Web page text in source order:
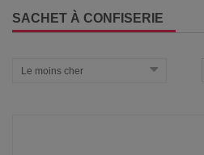
SACHET À CONFISERIE
Le moins cher